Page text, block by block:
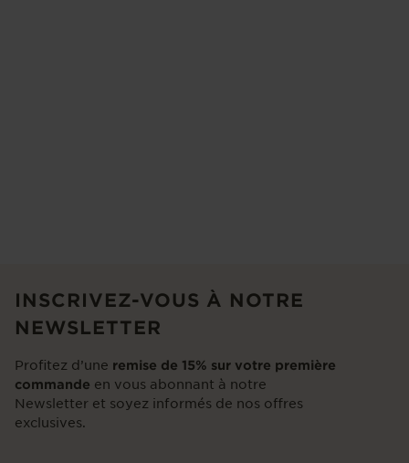
INSCRIVEZ-VOUS À NOTRE
NEWSLETTER
Profitez d’une remise de 15% sur votre première
commande en vous abonnant à notre
Newsletter et soyez informés de nos offres
exclusives.